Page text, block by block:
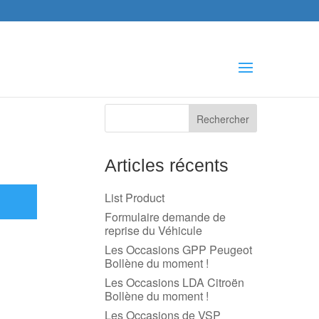
Articles récents
List Product
Formulaire demande de
reprise du Véhicule
Les Occasions GPP Peugeot
Bollène du moment !
Les Occasions LDA Citroën
Bollène du moment !
Les Occasions de VSP